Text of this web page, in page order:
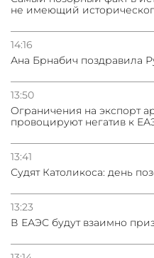
не имеющий
14:16
Ана Брнабич поздравила
13:50
Oграничения на экспорт
провоцируют негатив к
13:41
Судят Католикоса: день
13:23
В ЕАЭС будут взаимно